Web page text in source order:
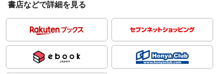
書店などで詳細を見る